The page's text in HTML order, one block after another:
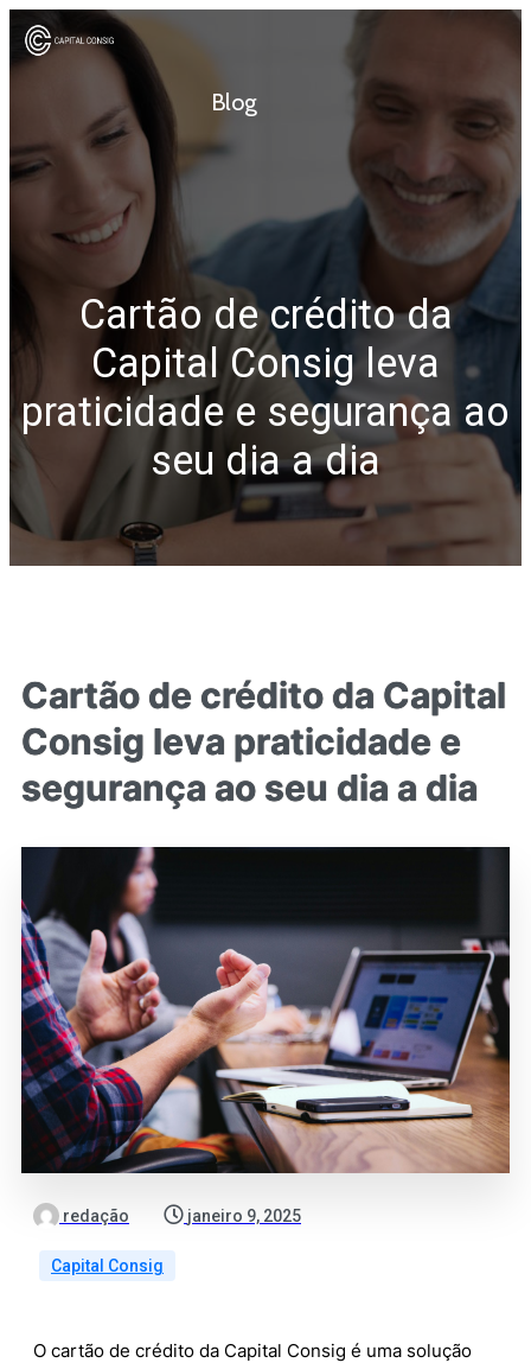
Blog
Cartão de crédito da
Capital Consig leva
praticidade e segurança ao
seu dia a dia
Cartão de crédito da Capital
Consig leva praticidade e
segurança ao seu dia a dia
redação janeiro 9, 2025
Capital Consig
O cartão de crédito da Capital Consig é uma solução